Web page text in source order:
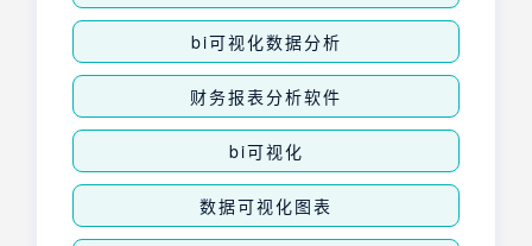
bi可视化数据分析
财务报表分析软件
bi可视化
数据可视化图表